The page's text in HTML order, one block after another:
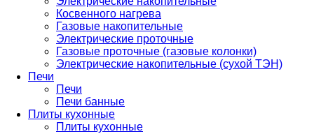
Косвенного нагрева
Газовые накопительные
Электрические проточные
Газовые проточные (газовые колонки)
Электрические накопительные (сухой ТЭН)
Печи
Печи
Печи банные
Плиты кухонные
Плиты кухонные